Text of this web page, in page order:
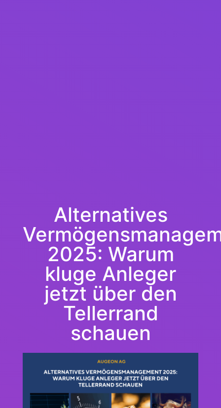
Alternatives
2025: Warum
kluge Anleger
jetzt über den
Tellerrand
schauen